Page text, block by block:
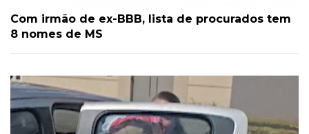
Com irmão de ex-BBB, lista de procurados tem
8 nomes de MS